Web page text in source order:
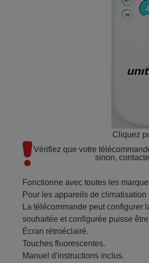
Cliquez
Vérifiez que votre
sinon,
Fonctionne avec toutes les
Pour les appareils de
La télécommande peut
souhaitée et configurée puisse
Écran rétroéclairé.
Touches fluorescentes.
Manuel d'instructions inclus.